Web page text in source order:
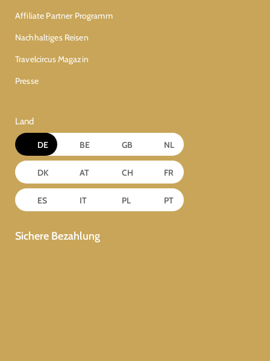
Affiliate Partner Programm
Nachhaltiges Reisen
Travelcircus Magazin
Presse
Land
DE BE GB NL
DK AT CH FR
ES IT PL PT
Sichere Bezahlung